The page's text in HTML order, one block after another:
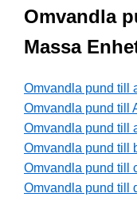
Omvandla
Massa
Omvandla pund till
Omvandla pund till
Omvandla pund till
Omvandla pund till
Omvandla pund till
Omvandla pund till